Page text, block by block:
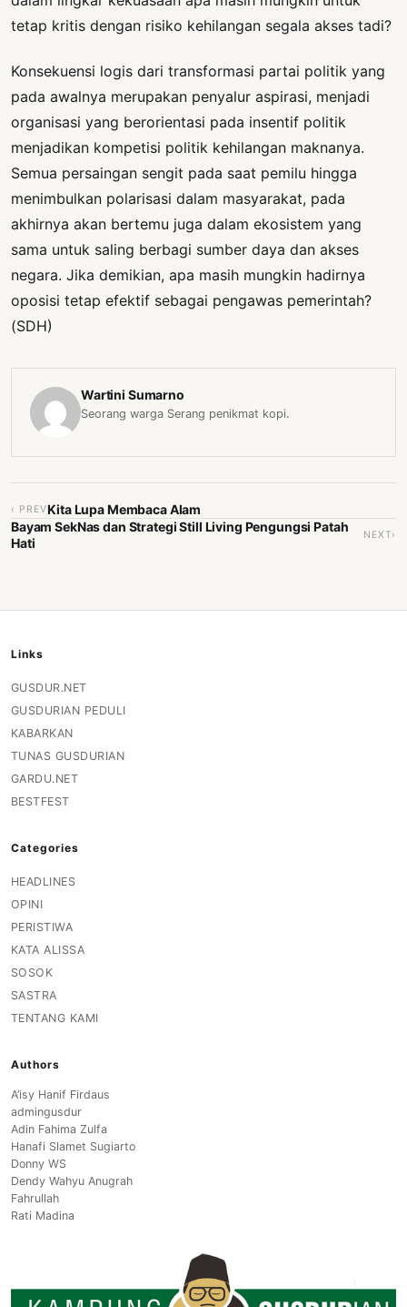
tetap kritis dengan risiko kehilangan segala akses tadi?
Konsekuensi logis dari transformasi partai politik yang
pada awalnya merupakan penyalur aspirasi, menjadi
organisasi yang berorientasi pada insentif politik
menjadikan kompetisi politik kehilangan maknanya.
Semua persaingan sengit pada saat pemilu hingga
menimbulkan polarisasi dalam masyarakat, pada
akhirnya akan bertemu juga dalam ekosistem yang
sama untuk saling berbagi sumber daya dan akses
negara. Jika demikian, apa masih mungkin hadirnya
oposisi tetap efektif sebagai pengawas pemerintah?
(SDH)
Wartini Sumarno
Seorang warga Serang penikmat kopi.
‹ PREVKita Lupa Membaca Alam
Bayam SekNas dan Strategi Still Living Pengungsi Patah
Hati
NEXT›
Links
GUSDUR.NET
GUSDURIAN PEDULI
KABARKAN
TUNAS GUSDURIAN
GARDU.NET
BESTFEST
Categories
HEADLINES
OPINI
PERISTIWA
KATA ALISSA
SOSOK
SASTRA
TENTANG KAMI
Authors
A’isy Hanif Firdaus
admingusdur
Adin Fahima Zulfa
Hanafi Slamet Sugiarto
Donny WS
Dendy Wahyu Anugrah
Fahrullah
Rati Madina